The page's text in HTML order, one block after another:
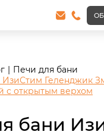
Печи для бани
ИзиСтим Геленджик
с открытым верхом
бани